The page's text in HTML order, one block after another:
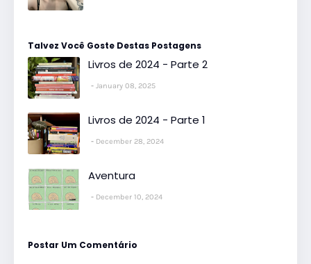
Talvez Você Goste Destas Postagens
Livros de 2024 - Parte 2
January 08, 2025
Livros de 2024 - Parte 1
December 28, 2024
Aventura
December 10, 2024
Postar Um Comentário